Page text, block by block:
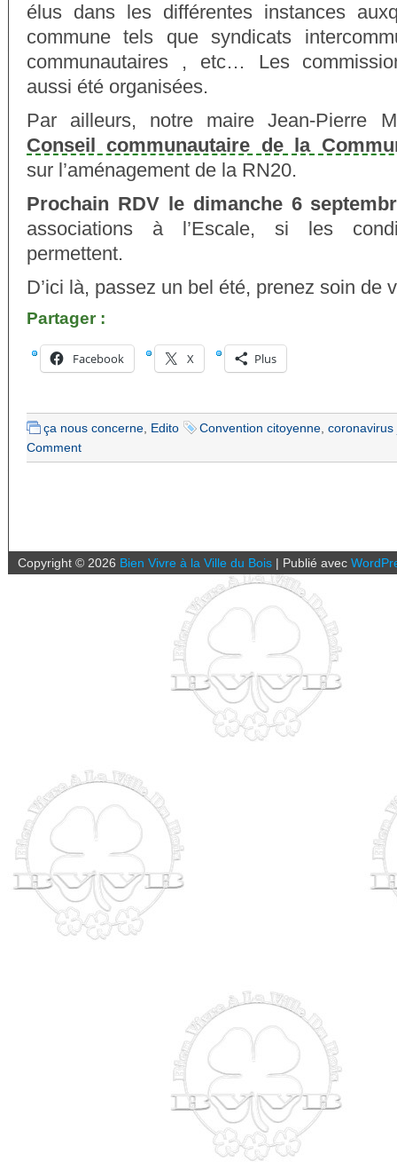
élus dans les différentes instances
commune tels que syndicats
communautaires , etc… Les
aussi été organisées.
Par ailleurs, notre maire Jean-Pierre
Conseil communautaire de la
sur l’aménagement de la RN20.
Prochain RDV le dimanche 6
associations à l’Escale, si les
permettent.
D’ici là, passez un bel été, prenez soin de
Partager :
Facebook X Plus
ça nous concerne Edito Convention citoyenne coronavirus
Comment
Copyright © 2026 Bien Vivre à la Ville du Bois | Publié avec